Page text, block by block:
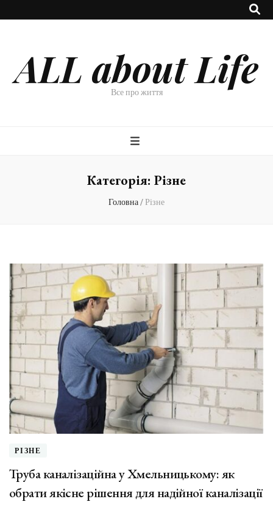
ALL about Life
Все про життя
Категорія: Різне
Головна/Різне
РІЗНЕ
Труба каналізаційна у Хмельницькому: як
обрати якісне рішення для надійної каналізації